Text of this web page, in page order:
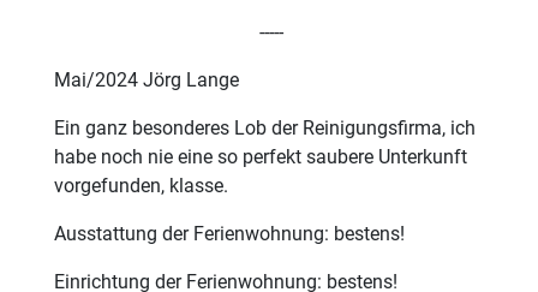
-----
Mai/2024 Jörg Lange
Ein ganz besonderes Lob der Reinigungsfirma, ich
habe noch nie eine so perfekt saubere Unterkunft
vorgefunden, klasse.
Ausstattung der Ferienwohnung: bestens!
Einrichtung der Ferienwohnung: bestens!